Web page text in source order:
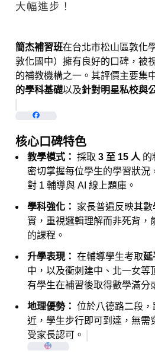
大幅進步！
簡杰補習班在台北市松山區敦化
敦化國中）擁有良好的口碑，被
的補教機構之一。其評價主要集
的學科基礎以及針對明星私校與
核心口碑特色
教學模式： 採取 3 至 15 人 的
密切掌握每位學生的學習狀況
對 1 輔導與 AI 線上題庫。
學科強化：
家長普遍反映其
實，重視邏輯理解而非死背，
的課程。
升學表現： 在輔導學生考取延
中，以及衝刺建中、北一女等
有學生在補習後取得數學滿分
地理優勢： 位於八德路二段
近，學生步行即可到達，無需
受家長認可。